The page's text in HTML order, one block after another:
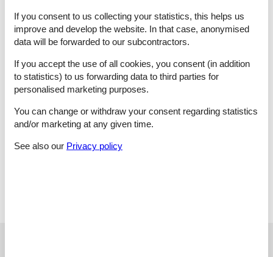
Grand lit
Schlafzimmer, 1 Person
Badezimmer
WC mit warmem und kaltem Wasser, Badewanne
Badezimmer
WC mit warmem und kaltem Wasser, Badewanne
Badezimmer
If you consent to us collecting your statistics, this helps us
improve and develop the website. In that case, anonymised
data will be forwarded to our subcontractors.
If you accept the use of all cookies, you consent (in addition
to statistics) to us forwarding data to third parties for
personalised marketing purposes.
You can change or withdraw your consent regarding statistics
and/or marketing at any given time.
See also our Privacy policy